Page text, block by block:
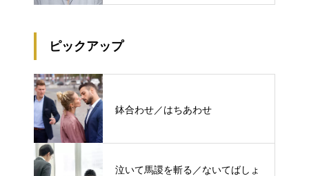
ピックアップ
鉢合わせ／はちあわせ
泣いて馬謖を斬る／ないてばしょ